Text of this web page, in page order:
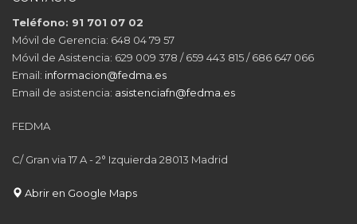
Teléfono: 91 701 07 02
Móvil de Gerencia: 648 04 79 57
Móvil de Asistencia: 629 009 378 / 659 443 815 / 686 647 066
Email: informacion@fedma.es
Email de asistencia: asistenciafn@fedma.es
FEDMA
C/ Gran via 17 A - 2° Izquierda 28013 Madrid
Abrir en Google Maps